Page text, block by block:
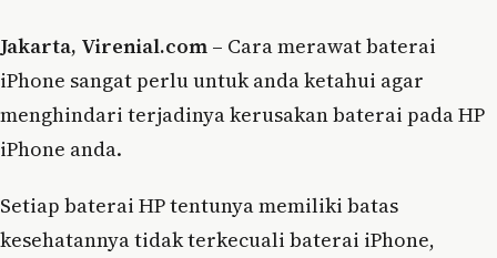
Jakarta, Virenial.com – Cara merawat baterai
iPhone sangat perlu untuk anda ketahui agar
menghindari terjadinya kerusakan baterai pada HP
iPhone anda.
Setiap baterai HP tentunya memiliki batas
kesehatannya tidak terkecuali baterai iPhone,